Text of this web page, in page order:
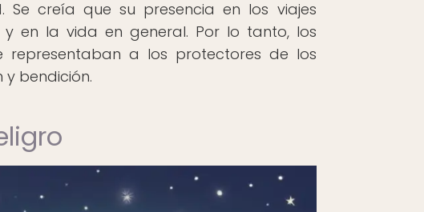
creía que su presencia en los viajes
en la vida en general. Por lo tanto, los
representaban a los protectores de los
bendición.